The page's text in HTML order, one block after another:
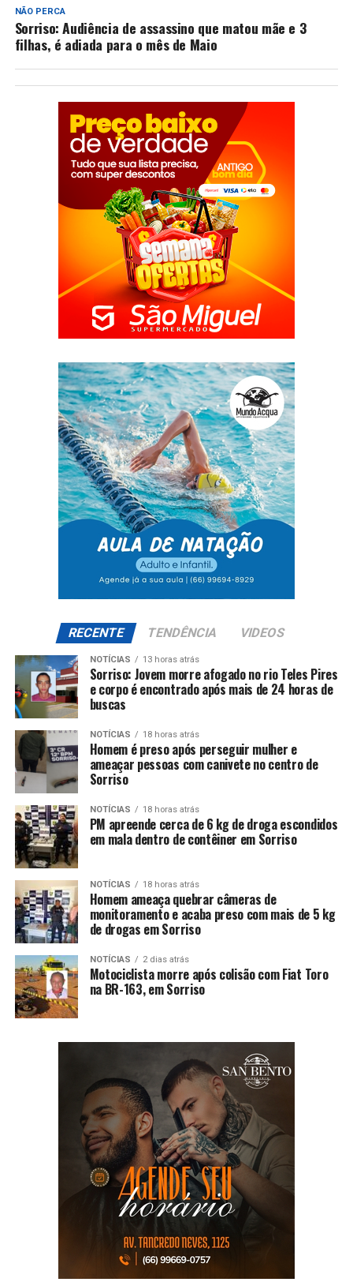
NÃO PERCA
Sorriso: Audiência de assassino que matou mãe e 3
filhas, é adiada para o mês de Maio
RECENTE TENDÊNCIA VIDEOS
NOTÍCIAS 13 horas atrás
Sorriso: Jovem morre afogado no rio Teles Pires
e corpo é encontrado após mais de 24 horas de
buscas
NOTÍCIAS 18 horas atrás
Homem é preso após perseguir mulher e
ameaçar pessoas com canivete no centro de
Sorriso
NOTÍCIAS 18 horas atrás
PM apreende cerca de 6 kg de droga escondidos
em mala dentro de contêiner em Sorriso
NOTÍCIAS 18 horas atrás
Homem ameaça quebrar câmeras de
monitoramento e acaba preso com mais de 5 kg
de drogas em Sorriso
NOTÍCIAS 2 dias atrás
Motociclista morre após colisão com Fiat Toro
na BR-163, em Sorriso